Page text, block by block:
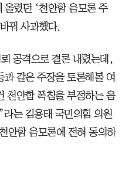
올렸던 ‘천안함 음모론 주
꿔 사과했다.
공격으로 결론 내렸는데,
같은 주장을 토론해볼 여
천안함 폭침을 부정하는 음
는 김용태 국민의힘 의원
안함 음모론에 전혀 동의하